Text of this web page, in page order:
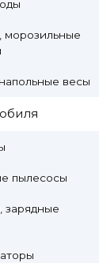
морозильные
весы
пылесосы
зарядные